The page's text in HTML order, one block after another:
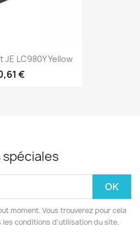
JE LC980Y Yellow
€
moment. Vous trouverez pour cela
conditions d'utilisation du site.